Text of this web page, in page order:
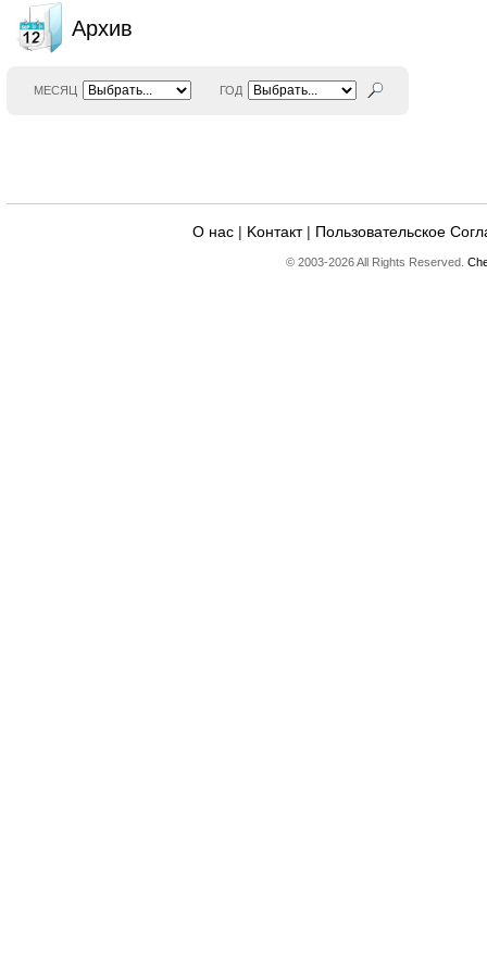
Архив
МЕСЯЦ ГОД
О нас | Kонтакт| Пользовательское
© 2003-2026 All Rights Reserved.